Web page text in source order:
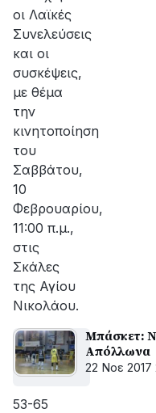
οι Λαϊκές
Συνελεύσεις
και οι
συσκέψεις,
με θέμα
την
κινητοποίηση
του
Σαββάτου,
10
Φεβρουαρίου,
11:00 π.μ.,
στις
Σκάλες
της Αγίου
Νικολάου.
Μπάσκετ:
Απόλλωνα
22 Νοε 2017
53-65